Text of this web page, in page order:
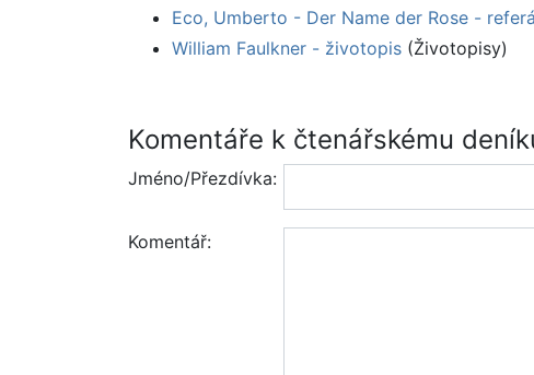
Eco, Umberto - Der Name der Rose -
William Faulkner - životopis (Životopisy)
Komentáře k čtenářskému
Jméno/Přezdívka:
Komentář: